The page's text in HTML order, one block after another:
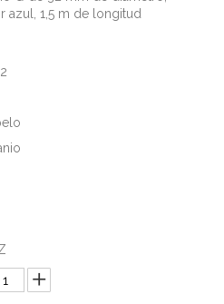
azul, 1,5 m de longitud